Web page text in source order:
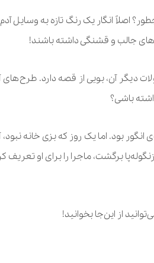
اصلاً انگار یک رنگ تازه به وسایل
جالب و قشنگی داشته باشند!
آن، بویی از قصه دارد. طرح‌های
باشی؟
بود. اما یک روز که بزی خانه
برگشت، ماجرا را برای او تعریف
از این‌جا بخوانید!